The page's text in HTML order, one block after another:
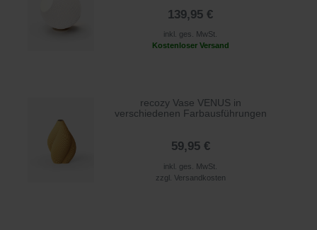
139,95 €
inkl. ges. MwSt.
Kostenloser Versand
recozy Vase VENUS in
verschiedenen Farbausführungen
59,95 €
inkl. ges. MwSt.
zzgl. Versandkosten